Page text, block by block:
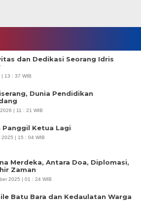
dan Dedikasi Seorang Idris
| 13 : 37 WIB
Dunia Pendidikan
| 11 : 21 WIB
Panggil Ketua Lagi
2025 | 15 : 04 WIB
Merdeka, Antara Doa, Diplomasi,
Zaman
2025 | 01 : 24 WIB
Batu Bara dan Kedaulatan Warga